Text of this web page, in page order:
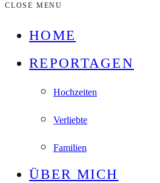
CLOSE MENU
HOME
REPORTAGEN
Hochzeiten
Verliebte
Familien
ÜBER MICH